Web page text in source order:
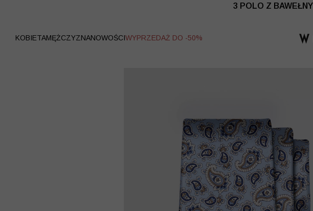
3 POLO Z
WYPRZEDAŻ DO -50% |
KOBIETAMĘŻCZYZNANOWOŚCIWYPRZEDAŻ DO -50%